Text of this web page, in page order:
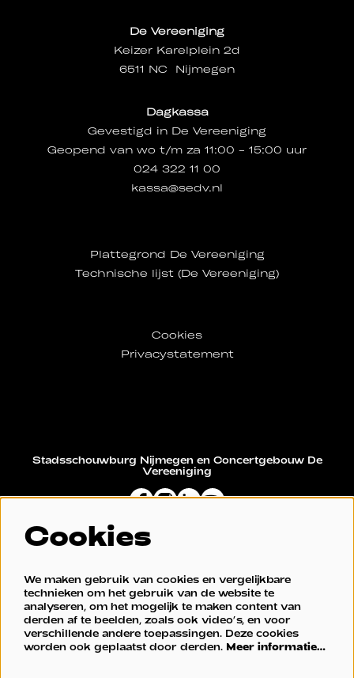
De Vereeniging
Keizer Karelplein 2d
6511 NC Nijmegen
Dagkassa
Gevestigd in De Vereeniging
Geopend van wo t/m za 11:00 - 15:00 uur
024 322 11 00
kassa@sedv.nl
Plattegrond De Vereeniging
Technische lijst (De Vereeniging)
Cookies
Privacystatement
Stadsschouwburg Nijmegen en Concertgebouw De
Vereeniging
Cookies
We maken gebruik van cookies en vergelijkbare
technieken om het gebruik van de website te
analyseren, om het mogelijk te maken content van
derden af te beelden, zoals ook video’s, en voor
verschillende andere toepassingen. Deze cookies
worden ook geplaatst door derden. Meer informatie…